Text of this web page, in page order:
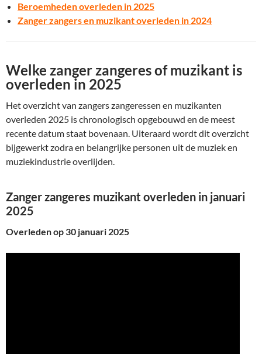
Beroemheden overleden in 2025
Zanger zangers en muzikant overleden in 2024
Welke zanger zangeres of muzikant is
overleden in 2025
Het overzicht van zangers zangeressen en muzikanten
overleden 2025 is chronologisch opgebouwd en de meest
recente datum staat bovenaan. Uiteraard wordt dit overzicht
bijgewerkt zodra en belangrijke personen uit de muziek en
muziekindustrie overlijden.
Zanger zangeres muzikant overleden in januari
2025
Overleden op 30 januari 2025